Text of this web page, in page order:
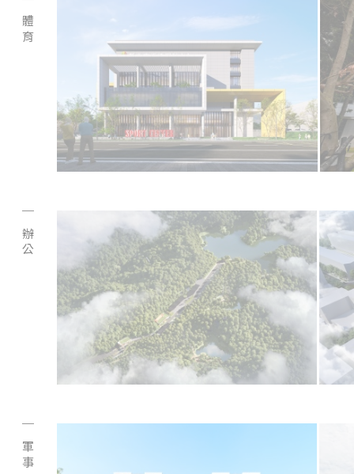
體育
辦公
軍事